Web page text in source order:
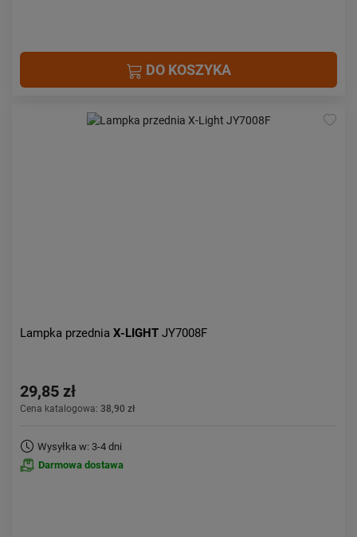
DO KOSZYKA
Lampka przednia X-LIGHT JY7008F
29,85 zł
Cena katalogowa: 38,90 zł
Wysyłka w: 3-4 dni
Darmowa dostawa